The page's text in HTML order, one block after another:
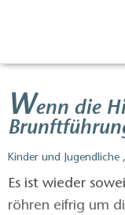
Wenn die
Kinder und Jugendliche
Es ist wieder
röhren eifrig um